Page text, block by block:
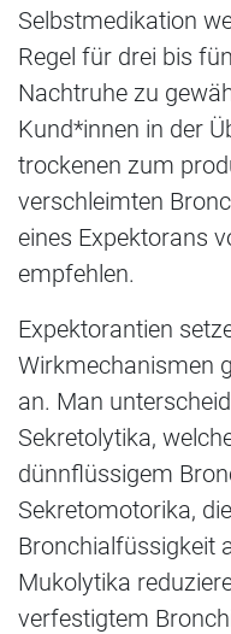
Selbstmedikation
Regel für drei bis
Nachtruhe zu
Kund*innen in der
trockenen zum
verschleimten
eines Expektorans
empfehlen.
Expektorantien
Wirkmechanismen
an. Man
Sekretolytika,
dünnflüssigem
Sekretomotorika,
Bronchialfüssigkeit
Mukolytika
verfestigtem